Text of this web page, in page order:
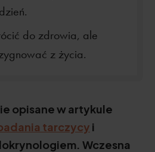
do zdrowia, ale
z życia.
opisane w artykule
tarczycy i
Wczesna